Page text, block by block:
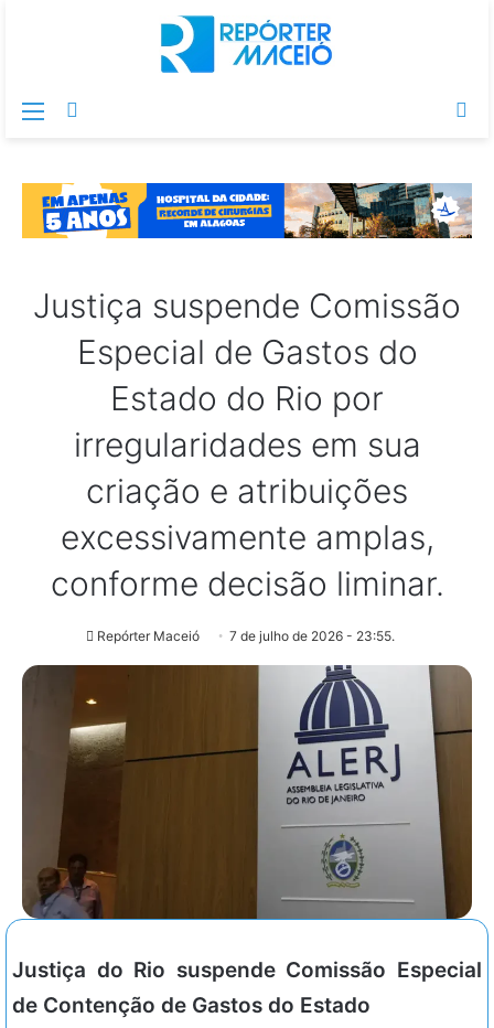
Menu
Justiça suspende Comissão
Especial de Gastos do
Estado do Rio por
irregularidades em sua
criação e atribuições
excessivamente amplas,
conforme decisão liminar.
Repórter Maceió 7 de julho de 2026 - 23:55.
Justiça do Rio suspende Comissão Especial
de Contenção de Gastos do Estado